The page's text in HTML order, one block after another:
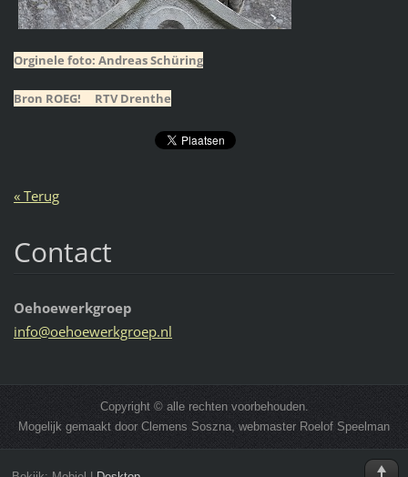
Orginele foto: Andreas Schüring
Bron ROEG! RTV Drenthe
« Terug
Contact
Oehoewerkgroep
info@oehoewerkgroep.nl
Copyright © alle rechten voorbehouden.
Mogelijk gemaakt door Clemens Soszna, webmaster Roelof Speelman